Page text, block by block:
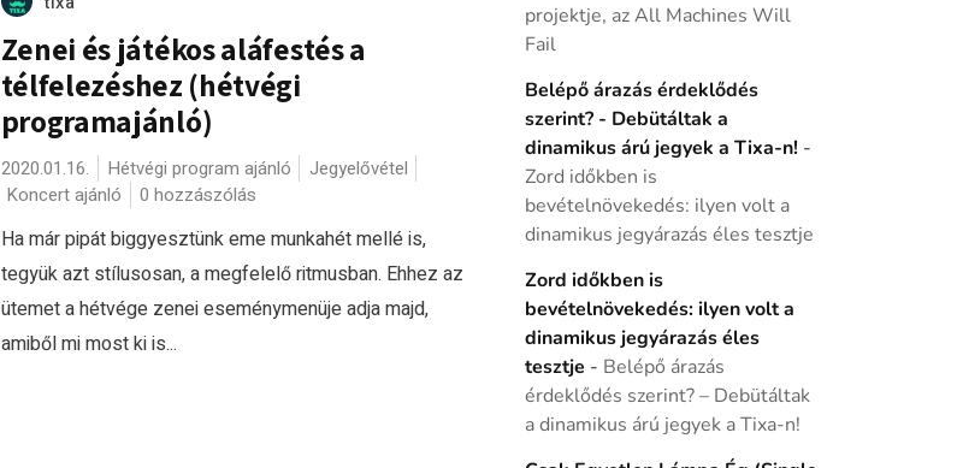
Zenei és játékos aláfestés a
télfelezéshez (hétvégi
programajánló)
2020.01.16. Hétvégi program ajánló
Jegyelővétel
Koncert ajánló
0 hozzászólás
Ha már pipát biggyesztünk eme munkahét mellé is,
tegyük azt stílusosan, a megfelelő ritmusban. Ehhez az
ütemet a hétvége zenei eseménymenüje adja majd,
amiből mi most ki is...
projektje, az All Machines Will
Fail
Belépő árazás érdeklődés
szerint? - Debütáltak a
dinamikus árú jegyek a Tixa-n! -
Zord időkben is
bevételnövekedés: ilyen volt a
dinamikus jegyárazás éles tesztje
Zord időkben is
bevételnövekedés: ilyen volt a
dinamikus jegyárazás éles
tesztje - Belépő árazás
érdeklődés szerint? – Debütáltak
a dinamikus árú jegyek a Tixa-n!